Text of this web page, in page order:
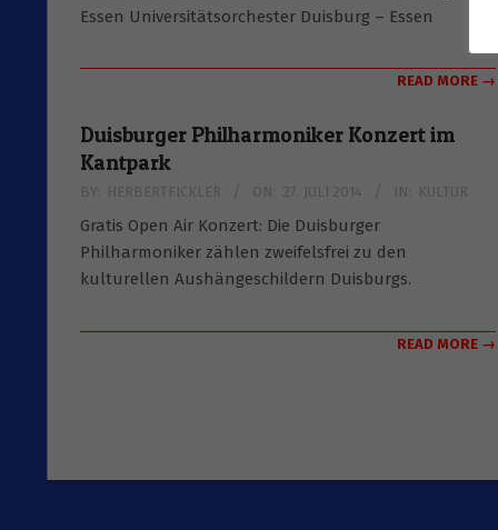
Essen Universitätsorchester Duisburg – Essen
READ MORE →
Duisburger Philharmoniker Konzert im
Kantpark
2014-
07-
27
BY: HERBERTFICKLER ON: 27. JULI 2014 IN: KULTUR
Gratis Open Air Konzert: Die Duisburger
Philharmoniker zählen zweifelsfrei zu den
kulturellen Aushängeschildern Duisburgs.
READ MORE →